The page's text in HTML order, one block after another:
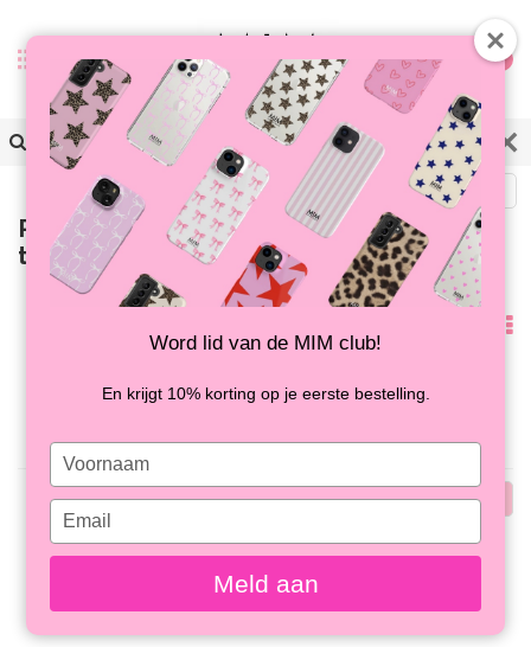
0
Terug
Producten getagd met zwart
telefoonhoesje
Geen producten gevonden!...
Meest
Word lid van de MIM club!
En krijgt 10% korting op je eerste bestelling.
Type
your
name
Type
your
email
Meld aan